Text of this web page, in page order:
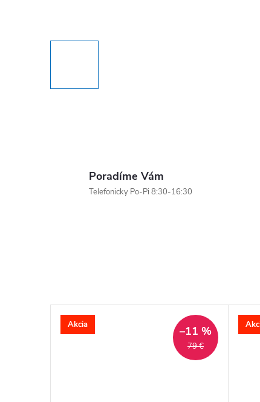
Poradíme Vám
Telefonicky Po-Pi 8:30-16:30
Akcia
79 €
–11 %